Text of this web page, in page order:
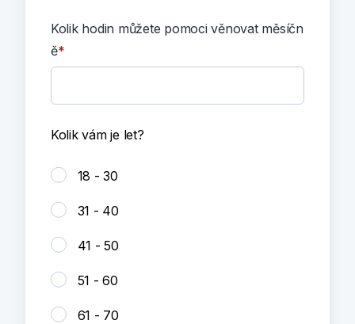
Kolik hodin můžete pomoci věnovat měsíčn
ě
Kolik vám je let?
18 - 30
31 - 40
41 - 50
51 - 60
61 - 70